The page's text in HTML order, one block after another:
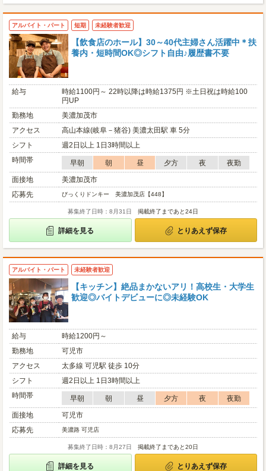
アルバイト・パート 短期 未経験者歓迎
【飲食店のホール】30～40代主婦さん活躍中＊扶
養内・短時間OK◎シフト自由♪履歴書不要
給与
時給1100円～ 22時以降は時給1375円 ※土日祝は時給100
円UP
勤務地
美濃加茂市
アクセス
高山本線(岐阜－猪谷) 美濃太田駅 車 5分
シフト
週2日以上 1日3時間以上
時間帯
早朝 朝 昼 夕方 夜
夜勤
面接地
美濃加茂市
応募先
びっくりドンキー 美濃加茂店【448】
募集終了日時：8月31日 掲載終了まであと24日
詳細を見る とりあえず保存
アルバイト・パート 未経験者歓迎
【キッチン】絶品まかないアリ！高校生・大学生
歓迎◎バイトデビューに◎未経験OK
給与
時給1200円～
勤務地
可児市
アクセス
太多線 可児駅 徒歩 10分
シフト
週2日以上 1日3時間以上
時間帯
早朝 朝 昼 夕方 夜
夜勤
面接地
可児市
応募先
美濃路 可児店
募集終了日時：8月27日 掲載終了まであと20日
詳細を見る とりあえず保存